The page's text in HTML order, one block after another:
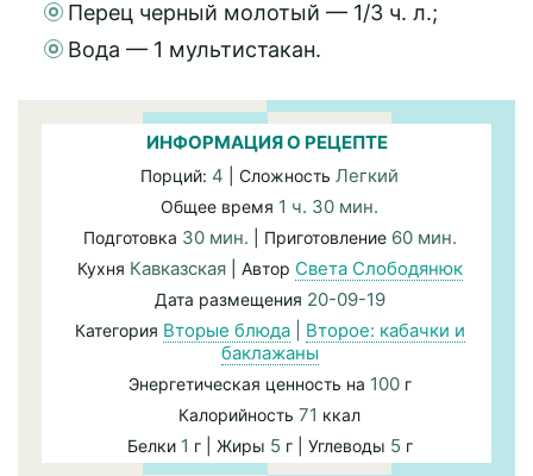
Перец черный молотый — 1/3 ч. л.;
Вода — 1 мультистакан.
ИНФОРМАЦИЯ О РЕЦЕПТЕ
Порций: 4 | Сложность Легкий
Общее время 1 ч. 30 мин.
Подготовка 30 мин. | Приготовление 60 мин.
Кухня Кавказская| Автор Света Слободянюк
Дата размещения 20-09-19
Категория Вторые блюда| Второе: кабачки и
баклажаны
Энергетическая ценность на 100г
Калорийность 71 ккал
Белки 1 г | Жиры 5 г | Углеводы 5 г